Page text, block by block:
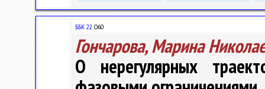
ББК 22.О60
Гончарова, Марина
О нерегулярных